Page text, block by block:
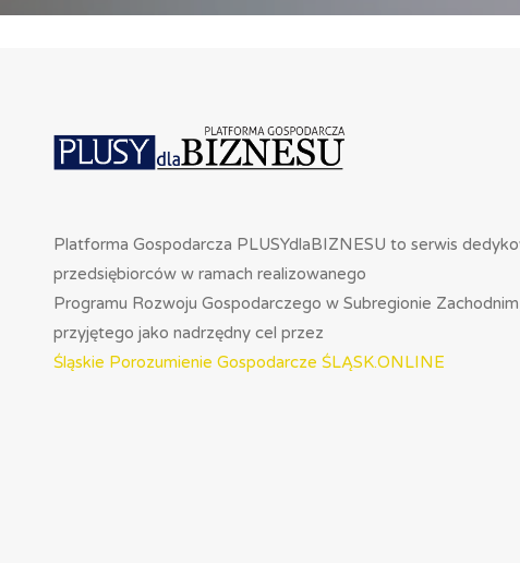
Platforma Gospodarcza PLUSYdlaBIZNESU to serwis
przedsiębiorców w ramach realizowanego
Programu Rozwoju Gospodarczego w Subregionie
przyjętego jako nadrzędny cel przez
Śląskie Porozumienie Gospodarcze ŚLĄSK.ONLINE